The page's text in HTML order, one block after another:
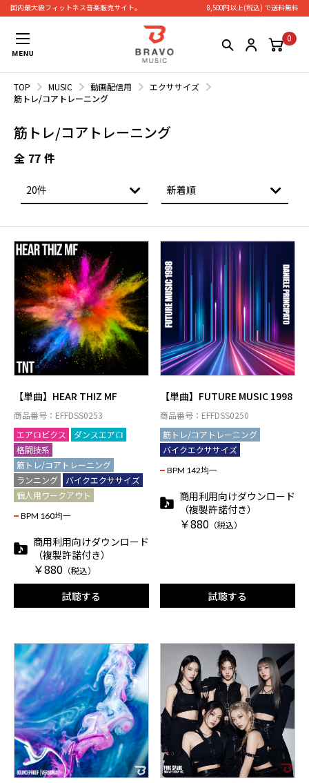
国内最大級フィットネス⾳楽販売サイト。 8,500円以上(税込) で送料無料
0
TOP MUSIC 動画配信用
エクササイズ
筋トレ/コアトレーニング
筋トレ/コアトレーニング
全 77 件
【単曲】HEAR THIZ MF
商品番号：EFFDSS0253
エアロビクス
ダンスエアロ
格闘技系
筋トレ/コアトレーニング
ランニング
バイクエクササイズ
個人用ワークアウト
BPM 160均一
商用利用向けダウンロード
（複製許諾付き）
￥880 （税込）
試聴する
【単曲】FUTURE MUSIC 1998
商品番号：EFFDSS0250
筋トレ/コアトレーニング
バイクエクササイズ
BPM 142均一
商用利用向けダウンロード
（複製許諾付き）
￥880 （税込）
試聴する